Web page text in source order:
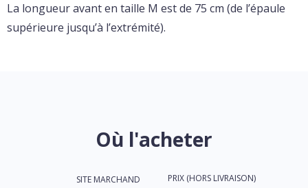
La longueur avant en taille M est de 75 cm (de l’épaule
supérieure jusqu’à l’extrémité).
Où l'acheter
SITE MARCHAND PRIX (HORS LIVRAISON)